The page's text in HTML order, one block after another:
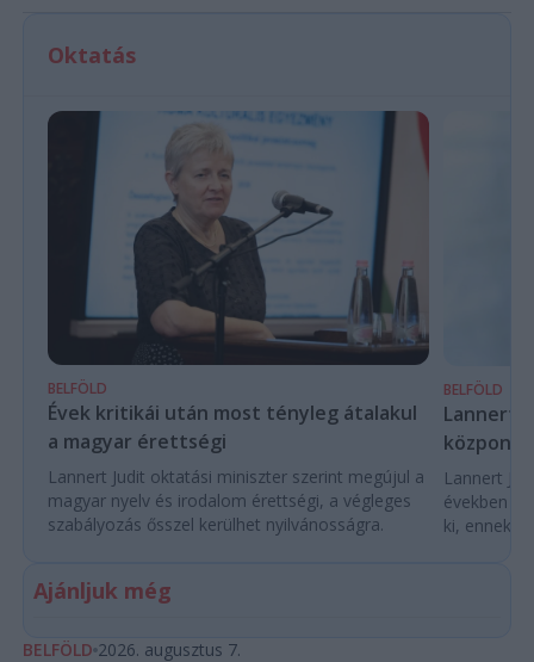
Oktatás
BELFÖLD
Évek kritikái után most tényleg átalakul
a magyar érettségi
Lannert Judit oktatási miniszter szerint megújul a
magyar nyelv és irodalom érettségi, a végleges
szabályozás ősszel kerülhet nyilvánosságra.
BELFÖLD
Lannert
Lannert
években
ki, ennek
Ajánljuk még
BELFÖLD 2026. augusztus 7.